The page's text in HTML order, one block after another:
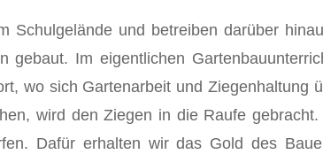
und betreiben darüber
gebaut. Im eigentlichen
wo sich Gartenarbeit und Ziegenhal­tung
wird den Ziegen in die Raufe
Dafür erhalten wir das Gold des